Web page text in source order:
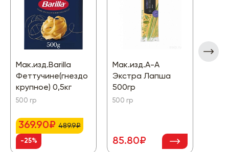
Мак.изд.Barilla
Феттучине(гнездо
крупное) 0,5кг
500 гр
369.90₽ 489.9₽
-25%
Мак.изд.А-А
Экстра Лапша
500гр
500 гр
85.80₽